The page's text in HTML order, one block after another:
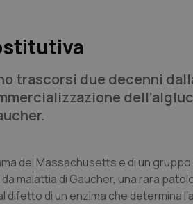
trascorsi due decenni
del Massachusetts e di un
malattia di Gaucher, una rara
di un enzima che determina